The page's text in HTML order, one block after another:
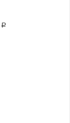
Р